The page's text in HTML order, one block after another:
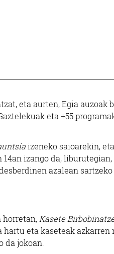
eta aurten, Egia auzoak
eta +55
izeneko saioarekin,
izango da, liburutegian,
azalean
horretan,Kasete
eta kaseteak azkarren
da jokoan.